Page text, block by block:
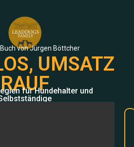
von Jürgen Böttcher
UMSATZ
RAUF
für Hundehalter und